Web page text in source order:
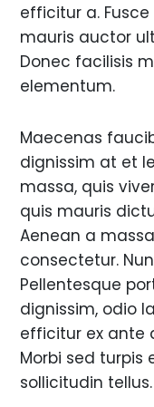
efficitur a.
mauris auctor
Donec facilisis
elementum.
Maecenas
dignissim at et
massa, quis
quis mauris
Aenean a
consectetur.
Pellentesque
dignissim, odio
efficitur ex ante
Morbi sed turpis
sollicitudin tellus.